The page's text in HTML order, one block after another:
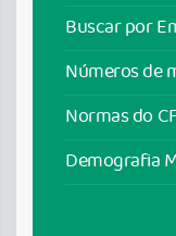
Buscar por
Números de
Normas do
Demografia